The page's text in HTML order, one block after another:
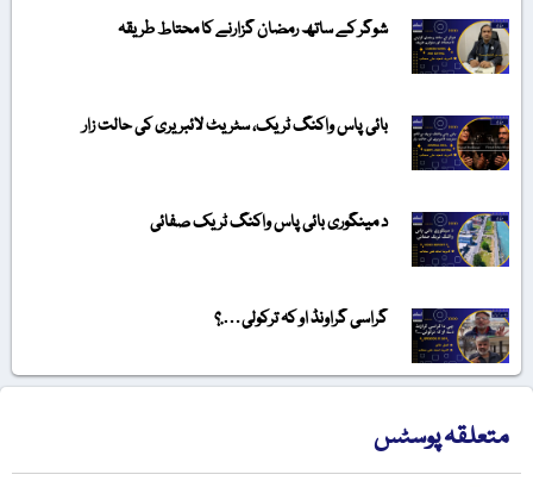
شوگر کے ساتھ رمضان گزارنے کا محتاط طریقہ
بائی پاس واکنگ ٹریک، سٹریٹ لائبریری کی حالت زار
د مینگوری بائی پاس واکنگ ٹریک صفائی
گراسی گراونڈ او کہ ترکولی….؟
متعلقہ پوسٹس